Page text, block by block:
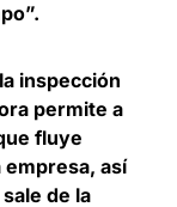
inspección
permite a
fluye
empresa, así
de la